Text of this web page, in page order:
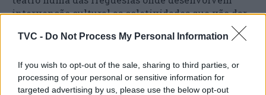
TVC - Do Not Process My Personal Information
If you wish to opt-out of the sale, sharing to third parties, or
processing of your personal or sensitive information for
targeted advertising by us, please use the below opt-out
intervenção cultural as coletividades que vão dar
corpo a esta ampla ação cultural, em algumas datas
com representações simultâneas em diferentes